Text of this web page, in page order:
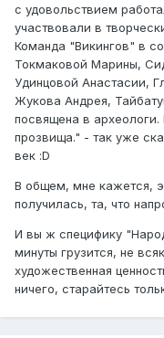
с удовольствием
участвовали в
Команда "Викингов" в
Токмаковой Марины,
Удинцовой Анастасии,
Жукова Андрея,
посвящена в
прозвища." - так уже
век :D
В общем, мне кажется,
получилась, та, что
И вы ж специфику
минуты грузится, не
художественная
ничего, старайтесь